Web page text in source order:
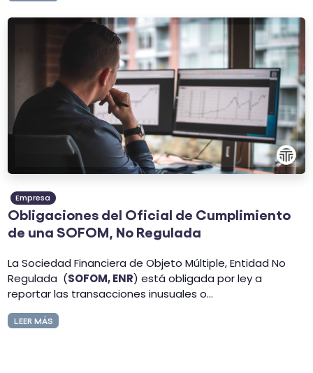
Empresa
Obligaciones del Oficial de Cumplimiento
de una SOFOM, No Regulada
La Sociedad Financiera de Objeto Múltiple, Entidad No
Regulada (SOFOM, ENR) está obligada por ley a
reportar las transacciones inusuales o...
LEER MÁS